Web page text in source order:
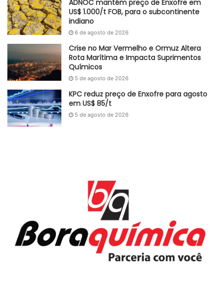
Adaptado GlobalKem | 22 de outubro de 2024
Fonte IABr
exportação
Importação laminados mercado produção Venda
ADNOC mantém preço de Enxofre em
US$ 1.000/t FOB, para o subcontinente
indiano
6 de agosto de 2026
Crise no Mar Vermelho e Ormuz Altera
Rota Marítima e Impacta Suprimentos
Químicos
5 de agosto de 2026
KPC reduz preço de Enxofre para agosto
em US$ 85/t
5 de agosto de 2026